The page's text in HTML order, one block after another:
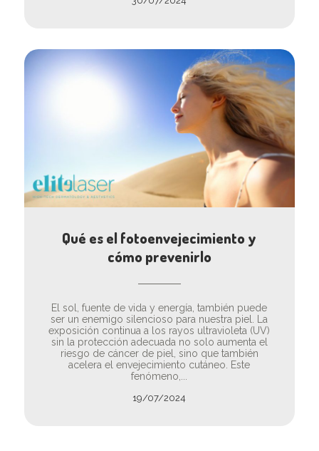
Qué es el fotoenvejecimiento y
cómo prevenirlo
El sol, fuente de vida y energía, también puede
ser un enemigo silencioso para nuestra piel. La
exposición continua a los rayos ultravioleta (UV)
sin la protección adecuada no solo aumenta el
riesgo de cáncer de piel, sino que también
acelera el envejecimiento cutáneo. Este
fenómeno,...
19/07/2024